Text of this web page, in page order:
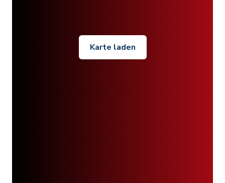
Karte laden